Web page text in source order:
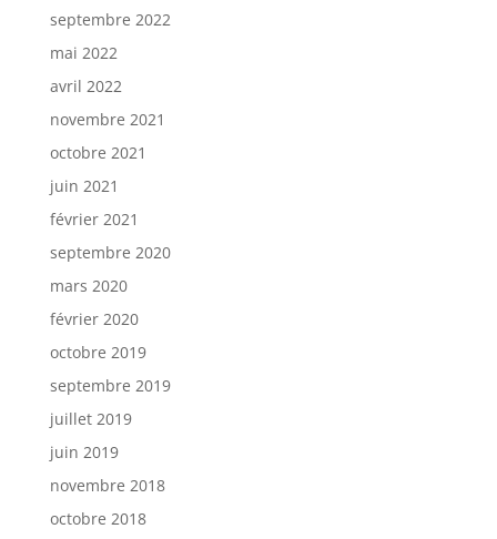
septembre 2022
mai 2022
avril 2022
novembre 2021
octobre 2021
juin 2021
février 2021
septembre 2020
mars 2020
février 2020
octobre 2019
septembre 2019
juillet 2019
juin 2019
novembre 2018
octobre 2018